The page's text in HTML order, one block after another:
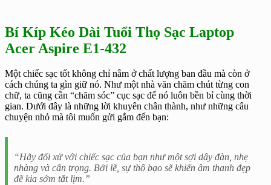
Bí Kíp Kéo Dài Tuổi Thọ Sạc Laptop
Acer Aspire E1-432
Một chiếc sạc tốt không chỉ nằm ở chất lượng ban đầu mà còn ở
cách chúng ta gìn giữ nó. Như một nhà văn chăm chút từng con
chữ, ta cũng cần “chăm sóc” cục sạc để nó luôn bền bỉ cùng thời
gian. Dưới đây là những lời khuyên chân thành, như những câu
chuyện nhỏ mà tôi muốn gửi gắm đến bạn:
“Hãy đối xử với chiếc sạc của bạn như một sợi dây đàn, nhẹ
nhàng và cẩn trọng. Bởi lẽ, sự thô bạo sẽ khiến âm thanh đẹp
đẽ kia sớm tắt lịm.”